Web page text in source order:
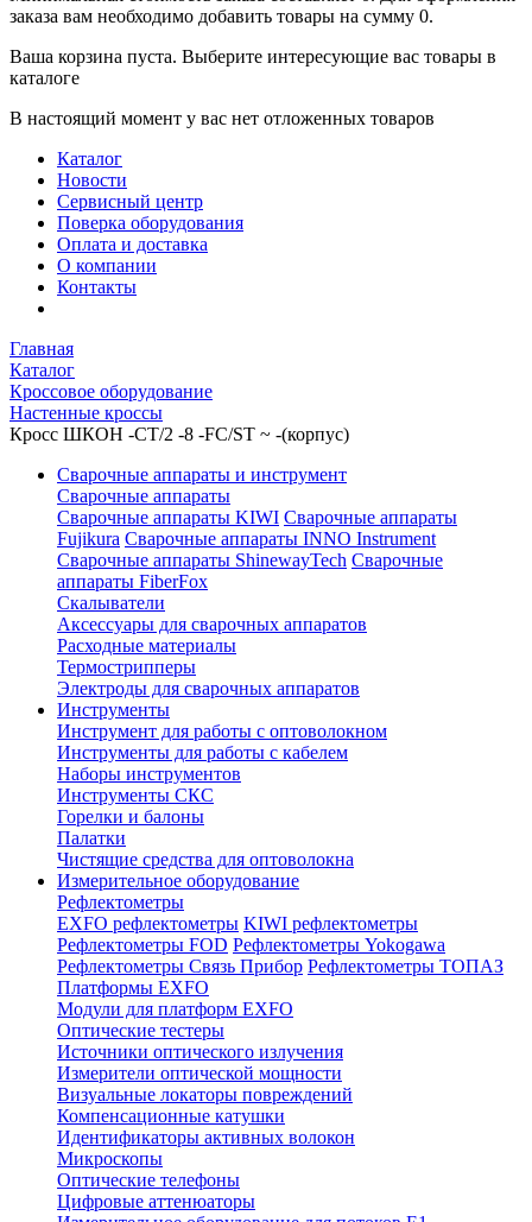
заказа вам необходимо добавить товары на сумму 0.
Ваша корзина пуста. Выберите интересующие вас товары в
каталоге
В настоящий момент у вас нет отложенных товаров
Каталог
Новости
Сервисный центр
Поверка оборудования
Оплата и доставка
О компании
Контакты
Главная
Каталог
Кроссовое оборудование
Настенные кроссы
Кросс ШКОН -СТ/2 -8 -FC/ST ~ -(корпус)
Сварочные аппараты и инструмент
Сварочные аппараты
Сварочные аппараты KIWI Сварочные аппараты
Fujikura Сварочные аппараты INNO Instrument
Сварочные аппараты ShinewayTech Cварочные
аппараты FiberFox
Скалыватели
Аксессуары для сварочных аппаратов
Расходные материалы
Термострипперы
Электроды для сварочных аппаратов
Инструменты
Инструмент для работы с оптоволокном
Инструменты для работы с кабелем
Наборы инструментов
Инструменты СКС
Горелки и балоны
Палатки
Чистящие средства для оптоволокна
Измерительное оборудование
Рефлектометры
EXFO рефлектометры KIWI рефлектометры
Рефлектометры FOD Рефлектометры Yokogawa
Рефлектометры Связь Прибор Рефлектометры ТОПАЗ
Платформы EXFO
Модули для платформ EXFO
Оптические тестеры
Источники оптического излучения
Измерители оптической мощности
Визуальные локаторы повреждений
Компенсационные катушки
Идентификаторы активных волокон
Микроскопы
Оптические телефоны
Цифровые аттенюаторы